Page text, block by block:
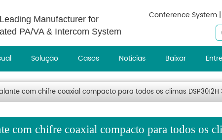
Leading Manufacturer for
PA/VA & Intercom System
Conference System |
Solução Casos Notícias Baixar
com chifre coaxial compacto para todos os climas DSP3012H
com chifre coaxial compacto para todos os